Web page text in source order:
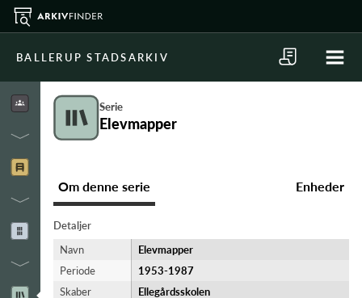
BALLERUP STADSARKIV
Serie
Elevmapper
Om denne serie Enheder
Detaljer
Navn
Elevmapper
Periode
1953-​1987
Skaber
Ellegårdsskolen